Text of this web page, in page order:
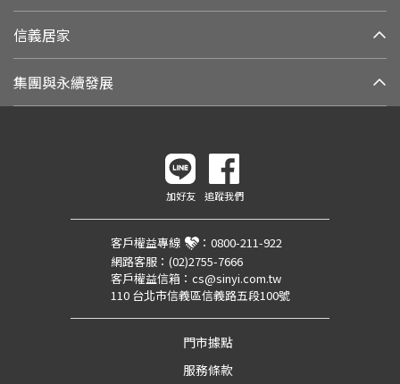
信義居家
集團與永續發展
加好友 追蹤我們
客戶權益專線 ： 0800-211-922
網路客服： (02)2755-7666
客戶權益信箱： cs@sinyi.com.tw
110 台北市信義區信義路五段100號
門市據點
服務條款